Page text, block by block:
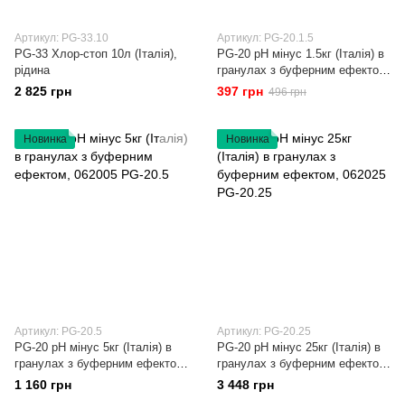
Артикул: PG-33.10
PG-33 Хлор-стоп 10л (Італія),
рідина
2 825 грн
Артикул: PG-20.1.5
PG-20 рН мінус 1.5кг (Італія) в
гранулах з буферним ефектом,
062001 PG-20.1.5
397 грн 496 грн
Новинка
Артикул: PG-20.5
PG-20 рН мінус 5кг (Італія) в
гранулах з буферним ефектом,
062005 PG-20.5
1 160 грн
Новинка
Артикул: PG-20.25
PG-20 рН мінус 25кг (Італія) в
гранулах з буферним ефектом,
062025 PG-20.25
3 448 грн